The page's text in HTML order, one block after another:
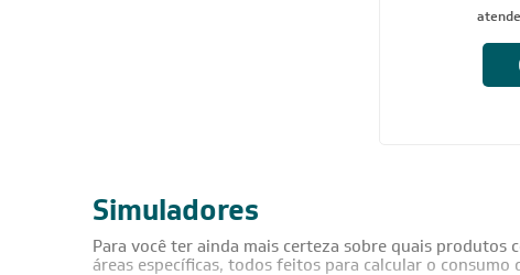
Simuladores
Para você ter ainda mais certeza sobre quais
áreas específicas, todos feitos para calcular o